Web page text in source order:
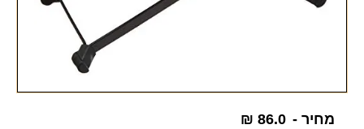
מחיר - ₪ 86.0